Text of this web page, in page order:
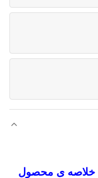
خلاصه ی محصول